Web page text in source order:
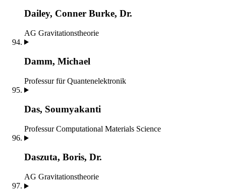
Dailey, Conner Burke, Dr.
AG Gravitationstheorie
Damm, Michael
Professur für Quantenelektronik
Das, Soumyakanti
Professur Computational Materials Science
Daszuta, Boris, Dr.
AG Gravitationstheorie